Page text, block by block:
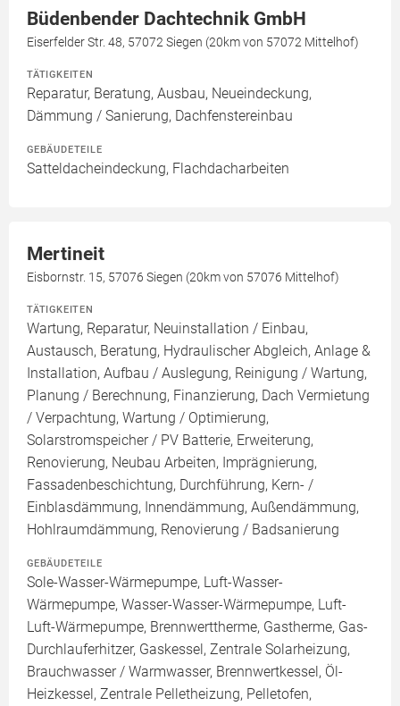
Büdenbender Dachtechnik GmbH
Eiserfelder Str. 48, 57072 Siegen (20km von 57072 Mittelhof)
TÄTIGKEITEN
Reparatur, Beratung, Ausbau, Neueindeckung,
Dämmung / Sanierung, Dachfenstereinbau
GEBÄUDETEILE
Satteldacheindeckung, Flachdacharbeiten
Mertineit
Eisbornstr. 15, 57076 Siegen (20km von 57076 Mittelhof)
TÄTIGKEITEN
Wartung, Reparatur, Neuinstallation / Einbau,
Austausch, Beratung, Hydraulischer Abgleich, Anlage &
Installation, Aufbau / Auslegung, Reinigung / Wartung,
Planung / Berechnung, Finanzierung, Dach Vermietung
/ Verpachtung, Wartung / Optimierung,
Solarstromspeicher / PV Batterie, Erweiterung,
Renovierung, Neubau Arbeiten, Imprägnierung,
Fassadenbeschichtung, Durchführung, Kern- /
Einblasdämmung, Innendämmung, Außendämmung,
Hohlraumdämmung, Renovierung / Badsanierung
GEBÄUDETEILE
Sole-Wasser-Wärmepumpe, Luft-Wasser-
Wärmepumpe, Wasser-Wasser-Wärmepumpe, Luft-
Luft-Wärmepumpe, Brennwerttherme, Gastherme, Gas-
Durchlauferhitzer, Gaskessel, Zentrale Solarheizung,
Brauchwasser / Warmwasser, Brennwertkessel, Öl-
Heizkessel, Zentrale Pelletheizung, Pelletofen,